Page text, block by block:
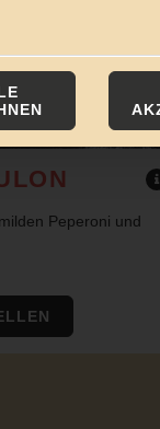
Peperoni und